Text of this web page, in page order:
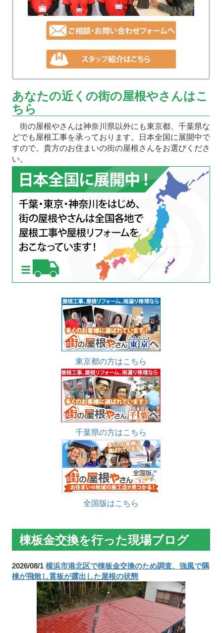
あなたの近くの街の屋根やさんはこ
ちら
街の屋根やさんは神奈川県以外にも東京都、千葉県な
どでも屋根工事を承っております。日本全国に展開中で
すので、貴方のお住まいの街の屋根さんをお選びくださ
い。
東京都の方はこちら
千葉県の方はこちら
全国版はこちら
棟板金交換を行った現場ブログ
2026/08/1 横浜市港北区で棟板金交換のため調査、強風で隅
棟が飛散し貫板が露出した屋根の状態